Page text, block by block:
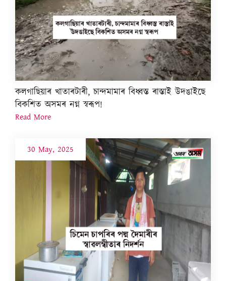
কলগাছিয়াৰ খাতাৰটাৰী, চান্দমামাৰ বিধ্বস্ত ৰাস্তাই উদঙাইছে
বিকশিত অসমৰ নগ্ন স্বৰূপ!
Read More
30 May, 2025